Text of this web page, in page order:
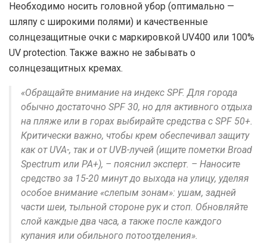
Необходимо носить головной убор (оптимально —
шляпу с широкими полями) и качественные
солнцезащитные очки с маркировкой UV400 или 100%
UV protection. Также важно не забывать о
солнцезащитных кремах.
«Обращайте внимание на индекс SPF. Для города
обычно достаточно SPF 30, но для активного отдыха
на пляже или в горах выбирайте средства с SPF 50+.
Критически важно, чтобы крем обеспечивал защиту
как от UVA-, так и от UVB-лучей (ищите пометки Broad
Spectrum или PA+), – пояснил эксперт. – Наносите
средство за 15-20 минут до выхода на улицу, уделяя
особое внимание «слепым зонам»: ушам, задней
части шеи, тыльной стороне рук и стоп. Обновляйте
слой каждые два часа, а также после каждого
купания или обильного потоотделения».